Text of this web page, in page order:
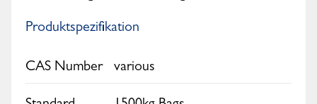
Produktspezifikation
CAS Number various